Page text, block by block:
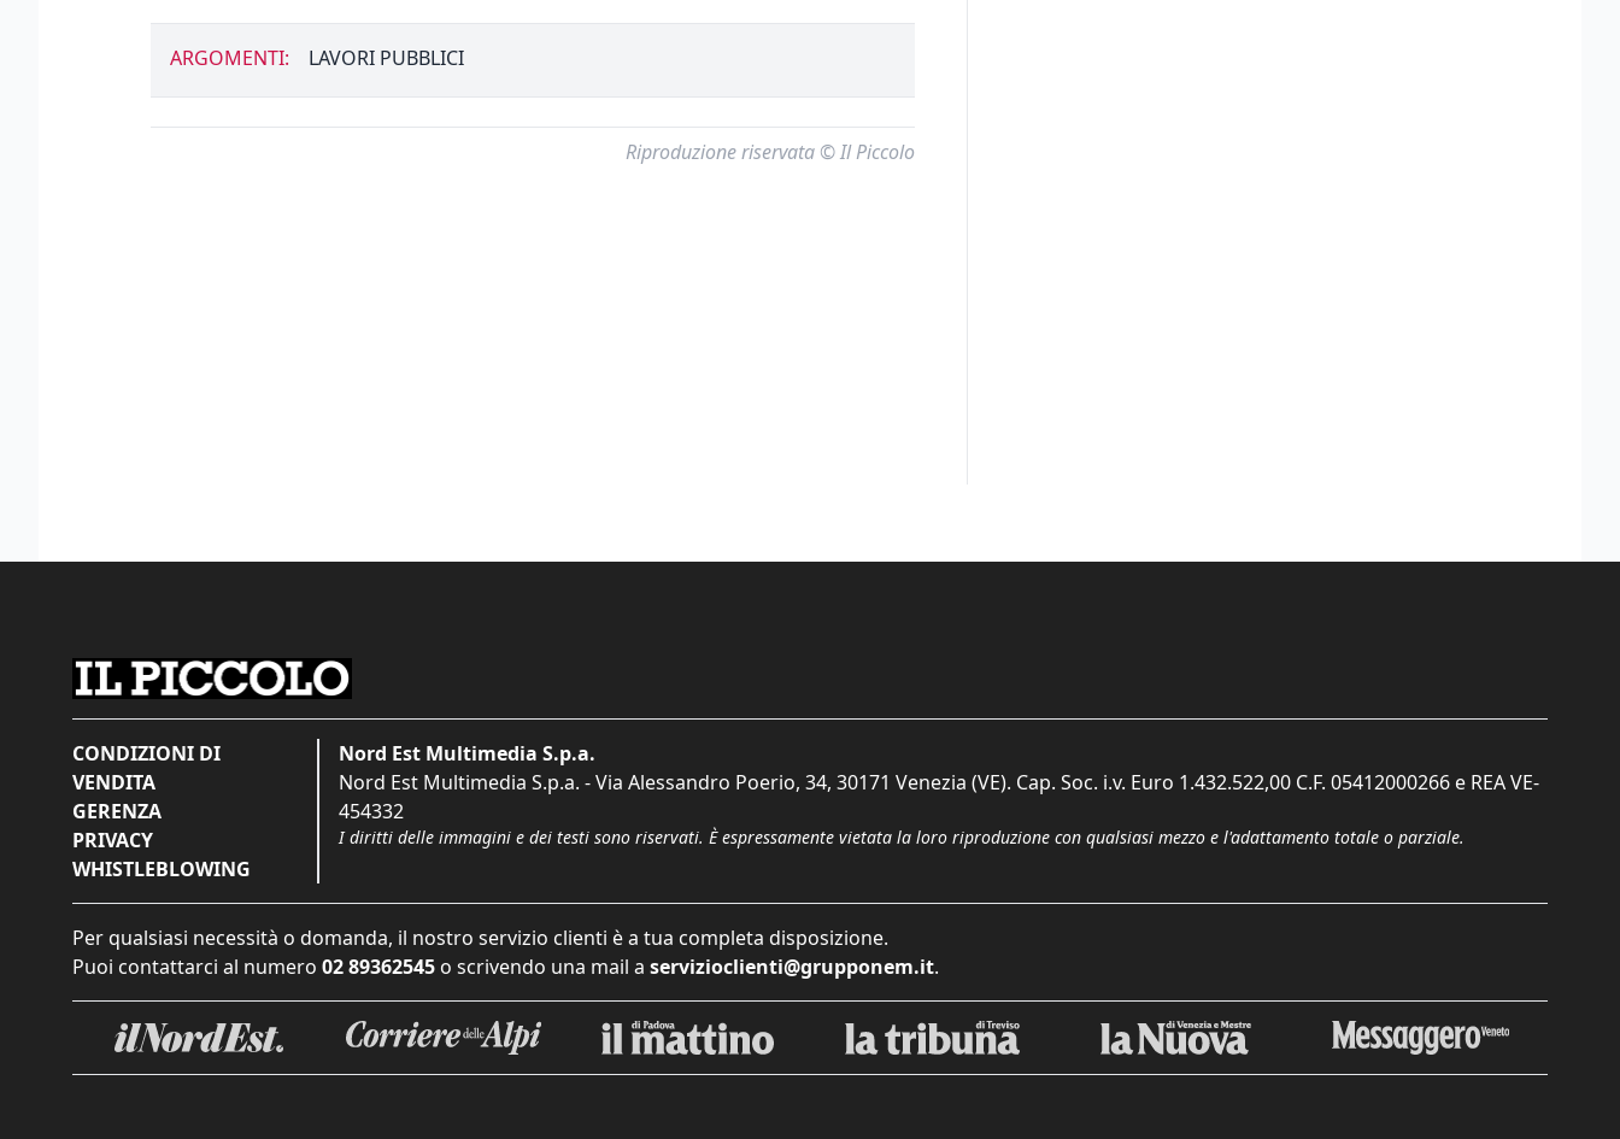
ARGOMENTI: LAVORI PUBBLICI
Riproduzione riservata © Il Piccolo
CONDIZIONI DI
VENDITA
GERENZA
PRIVACY
WHISTLEBLOWING
Nord Est Multimedia S.p.a.
Nord Est Multimedia S.p.a. - Via Alessandro Poerio, 34, 30171 Venezia (VE). Cap. Soc. i.v. Euro 1.432.522,00 C.F. 05412000266 e REA VE-
454332
I diritti delle immagini e dei testi sono riservati. È espressamente vietata la loro riproduzione con qualsiasi mezzo e l'adattamento totale o parziale.
Per qualsiasi necessità o domanda, il nostro servizio clienti è a tua completa disposizione.
Puoi contattarci al numero 02 89362545 o scrivendo una mail a servizioclienti@grupponem.it.